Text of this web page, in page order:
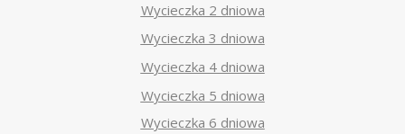
Wycieczka 2 dniowa
Wycieczka 3 dniowa
Wycieczka 4 dniowa
Wycieczka 5 dniowa
Wycieczka 6 dniowa